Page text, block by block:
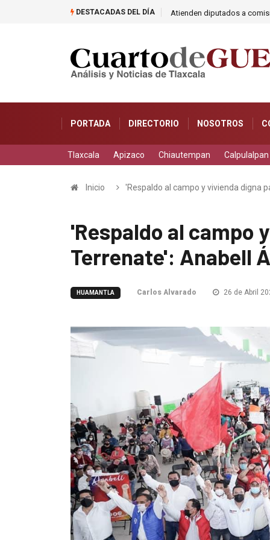
DESTACADAS DEL DÍA Atienden diputados a
PORTADA DIRECTORIO NOSOTROS
Tlaxcala Apizaco Chiautempan Calpulalpan
Inicio 'Respaldo al campo y vivienda digna
'Respaldo al campo
Terrenate': Anabell
HUAMANTLA Carlos Alvarado 26 de Abril